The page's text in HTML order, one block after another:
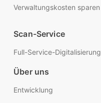
Verwaltungskosten sparen
Scan-Service
Full-Service-Digitalisierung
Über uns
Entwicklung